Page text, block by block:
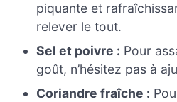
piquante et
relever le tout.
Sel et poivre : Pour
goût, n’hésitez pas à
Coriandre fraîche :